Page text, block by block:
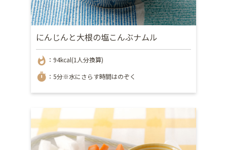
にんじんと大根の塩こんぶナムル
whatshot ：94kcal(1人分換算)
timer ：5分※水にさらす時間はのぞく